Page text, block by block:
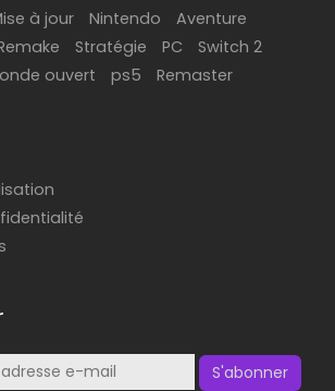
à jour Nintendo
Aventure
Stratégie PC
Switch 2
ouvert ps5 Remaster
S'abonner